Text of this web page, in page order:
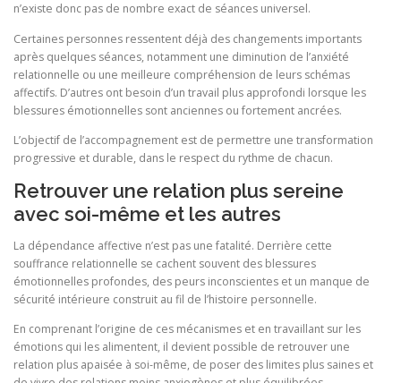
n’existe donc pas de nombre exact de séances universel.
Certaines personnes ressentent déjà des changements importants
après quelques séances, notamment une diminution de l’anxiété
relationnelle ou une meilleure compréhension de leurs schémas
affectifs. D’autres ont besoin d’un travail plus approfondi lorsque les
blessures émotionnelles sont anciennes ou fortement ancrées.
L’objectif de l’accompagnement est de permettre une transformation
progressive et durable, dans le respect du rythme de chacun.
Retrouver une relation plus sereine
avec soi-même et les autres
La dépendance affective n’est pas une fatalité. Derrière cette
souffrance relationnelle se cachent souvent des blessures
émotionnelles profondes, des peurs inconscientes et un manque de
sécurité intérieure construit au fil de l’histoire personnelle.
En comprenant l’origine de ces mécanismes et en travaillant sur les
émotions qui les alimentent, il devient possible de retrouver une
relation plus apaisée à soi-même, de poser des limites plus saines et